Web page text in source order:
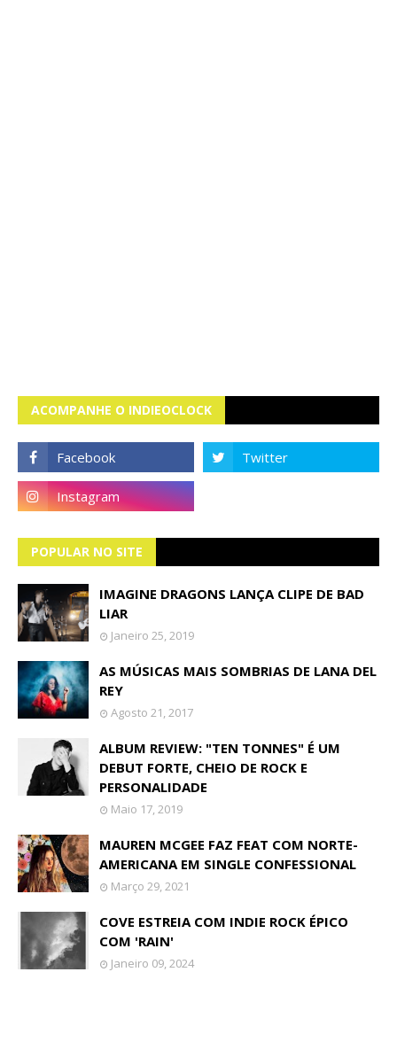
ACOMPANHE O INDIEOCLOCK
POPULAR NO SITE
IMAGINE DRAGONS LANÇA CLIPE DE BAD
LIAR
Janeiro 25, 2019
AS MÚSICAS MAIS SOMBRIAS DE LANA DEL
REY
Agosto 21, 2017
ALBUM REVIEW: "TEN TONNES" É UM
DEBUT FORTE, CHEIO DE ROCK E
PERSONALIDADE
Maio 17, 2019
MAUREN MCGEE FAZ FEAT COM NORTE-
AMERICANA EM SINGLE CONFESSIONAL
Março 29, 2021
COVE ESTREIA COM INDIE ROCK ÉPICO
COM 'RAIN'
Janeiro 09, 2024